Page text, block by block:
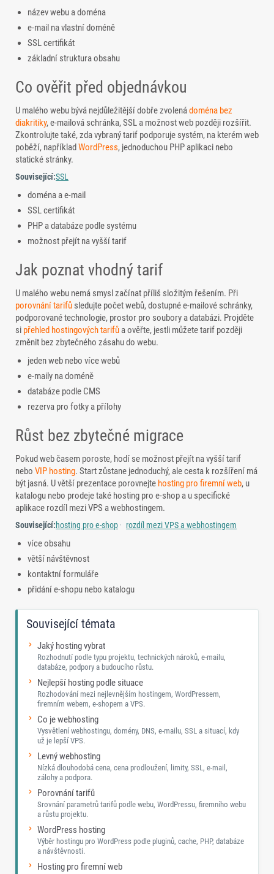
název webu a doména
e-mail na vlastní doméně
SSL certifikát
základní struktura obsahu
Co ověřit před objednávkou
U malého webu bývá nejdůležitější dobře zvolenádoména bez
diakritiky, e-mailová schránka, SSL a možnost web později rozšířit.
Zkontrolujte také, zda vybraný tarif podporuje systém, na kterém web
poběží, napříkladWordPress, jednoduchou PHP aplikaci nebo
statické stránky.
Související:SSL
doména a e-mail
SSL certifikát
PHP a databáze podle systému
možnost přejít na vyšší tarif
Jak poznat vhodný tarif
U malého webu nemá smysl začínat příliš složitým řešením. Při
porovnání tarifů sledujte počet webů, dostupné e-mailové schránky,
podporované technologie, prostor pro soubory a databázi. Projděte
si přehled hostingových tarifů a ověřte, jestli můžete tarif později
změnit bez zbytečného zásahu do webu.
jeden web nebo více webů
e-maily na doméně
databáze podle CMS
rezerva pro fotky a přílohy
Růst bez zbytečné migrace
Pokud web časem poroste, hodí se možnost přejít na vyšší tarif
nebo VIP hosting. Start zůstane jednoduchý, ale cesta k rozšíření má
být jasná. U větší prezentace porovnejte hosting pro firemní web, u
katalogu nebo prodeje také hosting pro e-shop a u specifické
aplikace rozdíl mezi VPS a webhostingem.
Související:hosting pro e-shop rozdíl mezi VPS a webhostingem
více obsahu
větší návštěvnost
kontaktní formuláře
přidání e-shopu nebo katalogu
Související témata
Jaký hosting vybrat
Rozhodnutí podle typu projektu, technických nároků, e-mailu,
databáze, podpory a budoucího růstu.
Nejlepší hosting podle situace
Rozhodování mezi nejlevnějším hostingem, WordPressem,
firemním webem, e-shopem a VPS.
Co je webhosting
Vysvětlení webhostingu, domény, DNS, e-mailu, SSL a situací, kdy
už je lepší VPS.
Levný webhosting
Nízká dlouhodobá cena, cena prodloužení, limity, SSL, e-mail,
zálohy a podpora.
Porovnání tarifů
Srovnání parametrů tarifů podle webu, WordPressu, firemního webu
a růstu projektu.
WordPress hosting
Výběr hostingu pro WordPress podle pluginů, cache, PHP, databáze
a návštěvnosti.
Hosting pro firemní web